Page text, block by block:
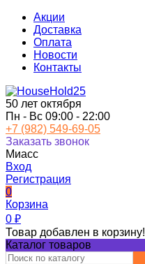
Акции
Доставка
Оплата
Новости
Контакты
50 лет октября
Пн - Вс 09:00 - 22:00
+7 (982) 549-69-05
Заказать звонок
Миасс
Вход
Регистрация
0
Корзина
0 ₽
Товар добавлен в корзину!
Каталог товаров